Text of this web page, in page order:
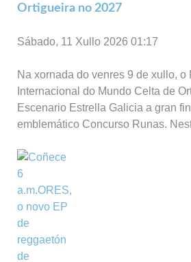
Ortigueira no 2027
Sábado, 11 Xullo 2026 01:17
Na xornada do venres 9 de xullo, o
Internacional do Mundo Celta de
Escenario Estrella Galicia a gran
emblemático Concurso Runas.